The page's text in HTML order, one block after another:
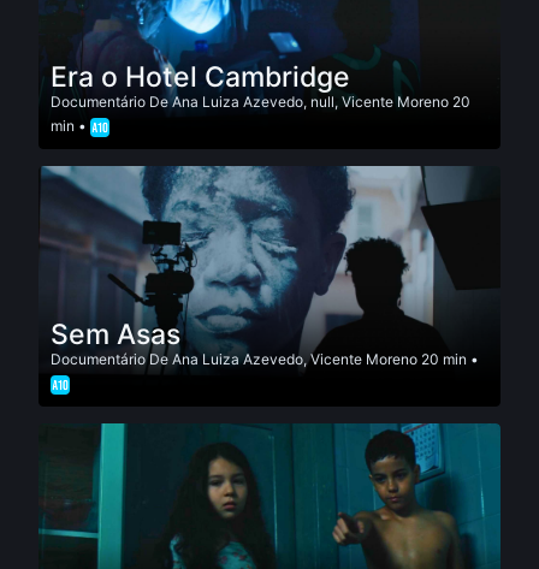
Era o Hotel Cambridge
Documentário DeAna Luiza Azevedo, null, Vicente Moreno 20
min •
Sem Asas
DocumentárioDe Ana Luiza Azevedo,Vicente Moreno 20 min •